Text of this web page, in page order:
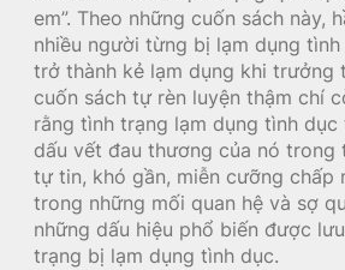
em”. Theo những cuốn sách này,
nhiều người từng bị lạm dụng
trở thành kẻ lạm dụng khi trưởng
cuốn sách tự rèn luyện thậm chí
rằng tình trạng lạm dụng tình dục
dấu vết đau thương của nó trong
tự tin, khó gần, miễn cưỡng chấp
trong những mối quan hệ và sợ
những dấu hiệu phổ biến được
trạng bị lạm dụng tình dục.